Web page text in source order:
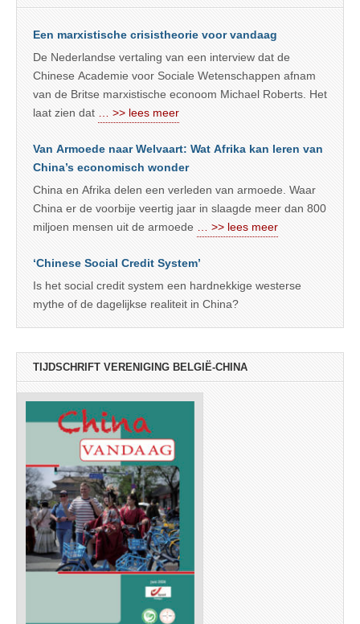
Een marxistische crisistheorie voor vandaag
De Nederlandse vertaling van een interview dat de
Chinese Academie voor Sociale Wetenschappen afnam
van de Britse marxistische econoom Michael Roberts. Het
laat zien dat
… >> lees meer
Van Armoede naar Welvaart: Wat Afrika kan leren van
China’s economisch wonder
China en Afrika delen een verleden van armoede. Waar
China er de voorbije veertig jaar in slaagde meer dan 800
miljoen mensen uit de armoede
… >> lees meer
‘Chinese Social Credit System’
Is het social credit system een hardnekkige westerse
mythe of de dagelijkse realiteit in China?
TIJDSCHRIFT VERENIGING BELGIË-CHINA